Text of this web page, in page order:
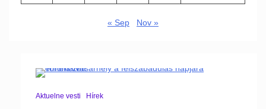
« Sep Nov »
Aktuelne vesti Hírek